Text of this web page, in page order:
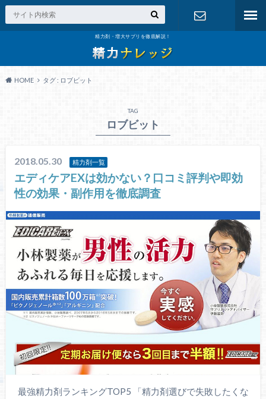
精力剤・増大サプリを徹底解説！
HOME タグ : ロブビット
TAG
ロブビット
2018.05.30 精力剤一覧
エディケアEXは効かない？口コミ評判や即効
性の効果・副作用を徹底調査
最強精力剤ランキングTOP5 「精力剤選びで失敗したくな